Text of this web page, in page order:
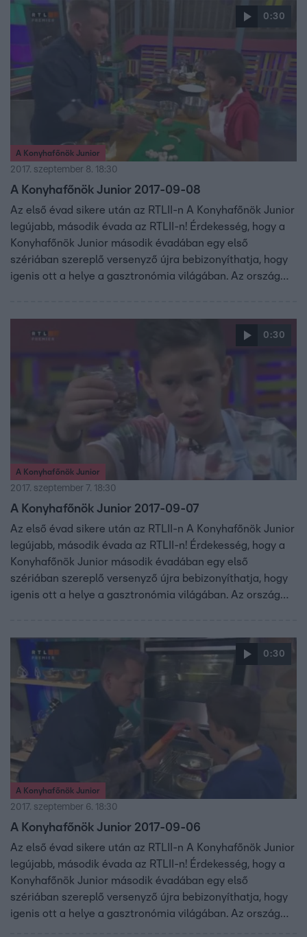
0:30
A Konyhafőnök Junior
2017. szeptember 8. 18:30
A Konyhafőnök Junior 2017-09-08
Az első évad sikere után az RTLII-n A Konyhafőnök Junior
legújabb, második évada az RTLII-n! Érdekesség, hogy a
Konyhafőnök Junior második évadában egy első
szériában szereplő versenyző újra bebizonyíthatja, hogy
igenis ott a helye a gasztronómia világában. Az ország
zsűri tagjainak: Sárközi Ákosnak, Wossala Rozinának,
Fördős Zének és természetesen a nézőknek, hogy fiatal
koruk ellenére is profi szakácsként tudnak főzni. Mindezt
vidámsággal megfűszerezve.
0:30
A Konyhafőnök Junior
2017. szeptember 7. 18:30
A Konyhafőnök Junior 2017-09-07
Az első évad sikere után az RTLII-n A Konyhafőnök Junior
legújabb, második évada az RTLII-n! Érdekesség, hogy a
Konyhafőnök Junior második évadában egy első
szériában szereplő versenyző újra bebizonyíthatja, hogy
igenis ott a helye a gasztronómia világában. Az ország
zsűri tagjainak: Sárközi Ákosnak, Wossala Rozinának,
Fördős Zének és természetesen a nézőknek, hogy fiatal
koruk ellenére is profi szakácsként tudnak főzni. Mindezt
rengeteg jókedvvel, huncutsággal és nagy adag
vidámsággal megfűszerezve.
0:30
A Konyhafőnök Junior
2017. szeptember 6. 18:30
A Konyhafőnök Junior 2017-09-06
Az első évad sikere után az RTLII-n A Konyhafőnök Junior
legújabb, második évada az RTLII-n! Érdekesség, hogy a
Konyhafőnök Junior második évadában egy első
szériában szereplő versenyző újra bebizonyíthatja, hogy
igenis ott a helye a gasztronómia világában. Az ország